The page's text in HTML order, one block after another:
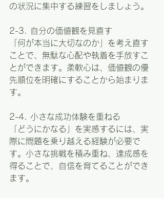
の状況に集中する練習をしましょう。
2-3. 自分の価値観を見直す
「何が本当に大切なのか」を考え直す
ことで、無駄な心配や執着を手放すこ
とができます。柔軟心は、価値観の優
先順位を明確にすることから始まりま
す。
2-4. 小さな成功体験を重ねる
「どうにかなる」を実感するには、実
際に問題を乗り越える経験が必要で
す。小さな挑戦を積み重ね、達成感を
得ることで、自信を育てることができ
ます。